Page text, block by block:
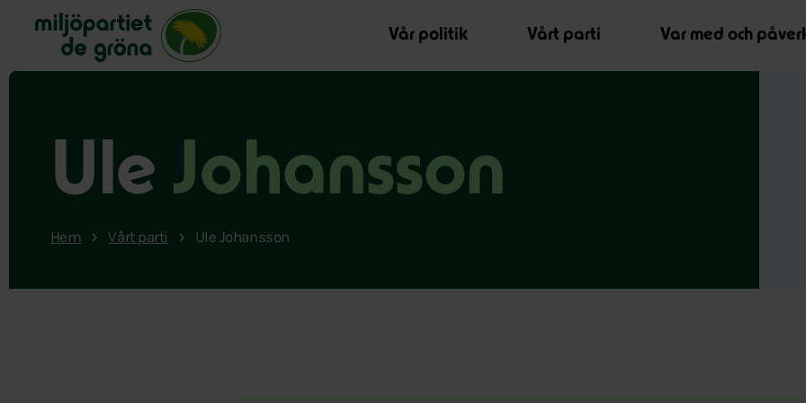
Miljöpartiet de gröna, startsida
Vår politik
Vårt parti Var med och
Ule Johansson
Hem Vårt parti Ule Johansson